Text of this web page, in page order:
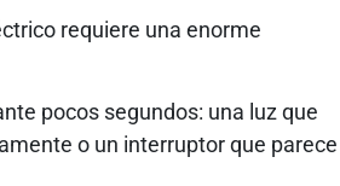
requiere una enorme
pocos segundos: una luz que
o un interruptor que parece